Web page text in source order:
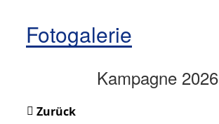
Fotogalerie
Kampagne 2026
Zurück